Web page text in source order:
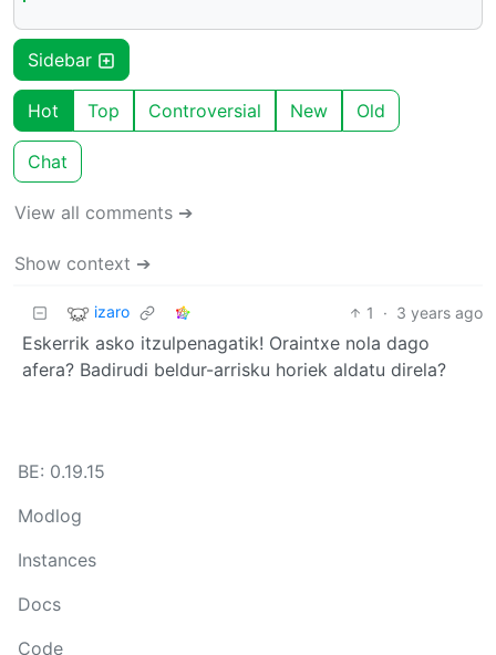
Sidebar
Hot Top Controversial New Old
Chat
View all comments ➔
Show context ➔
izaro 1 · 3 years ago
Eskerrik asko itzulpenagatik! Oraintxe nola dago
afera? Badirudi beldur-arrisku horiek aldatu direla?
BE: 0.19.15
Modlog
Instances
Docs
Code